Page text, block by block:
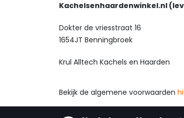
Kachelsenhaardenwinkel.nl
Dokter de vriesstraat 16
1654JT Benningbroek
Krul Alltech Kachels en Haarden
Bekijk de algemene voorwaarden